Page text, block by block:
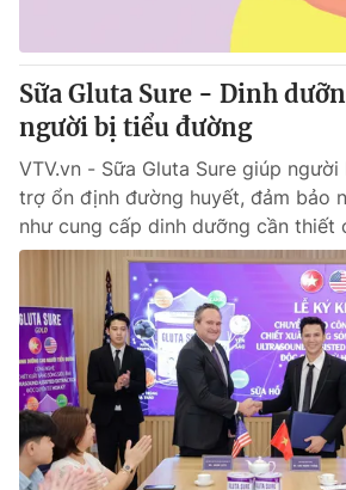
Câu chuyện quốc tế
Thị trường
Góc doanh nghiệp
Dữ liệu và đời sống
Truyền hình
Phim VTV
Hậu trường
Khán giả
Giải sao mai
Giải trí
Điện ảnh
Sao
Đời sống
Du lịch
Làm đẹp
Chất lượng cuộc sống
Giáo dục
Tuyển sinh
Học trực tuyến
Công nghệ
Hitech Công nghệ tương lai
Giao lưu trực tuyến
Sữa Gluta Sure - Dinh
người bị tiểu đường
VTV.vn - Sữa Gluta Sure giúp
trợ ổn định đường huyết, đảm bảo
như cung cấp dinh dưỡng cần thiết